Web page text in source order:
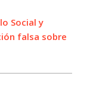
Social y
falsa sobre